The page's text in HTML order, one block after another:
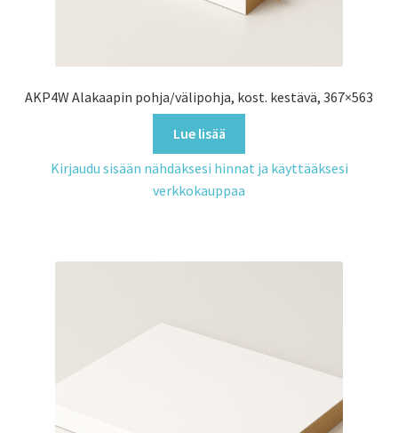
AKP4W Alakaapin pohja/välipohja, kost. kestävä, 367×563
Lue lisää
Kirjaudu sisään nähdäksesi hinnat ja käyttääksesi
verkkokauppaa